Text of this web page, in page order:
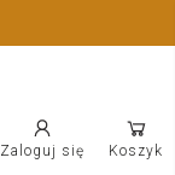
Zaloguj się Koszyk